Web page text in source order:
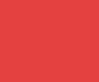
Krigens
Det er ikke kun
denne sommer.